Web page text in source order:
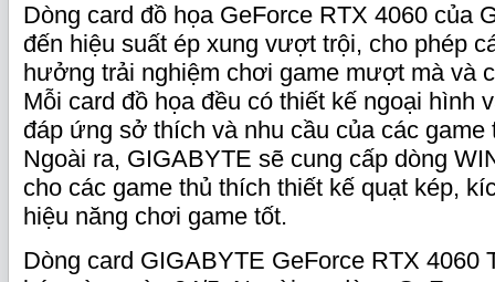
Dòng card đồ họa GeForce RTX 4060 của
đến hiệu suất ép xung vượt trội, cho phép
hưởng trải nghiệm chơi game mượt mà và
Mỗi card đồ họa đều có thiết kế ngoại hình
đáp ứng sở thích và nhu cầu của các game
Ngoài ra, GIGABYTE sẽ cung cấp dòng
cho các game thủ thích thiết kế quạt kép,
hiệu năng chơi game tốt.
Dòng card GIGABYTE GeForce RTX 4060